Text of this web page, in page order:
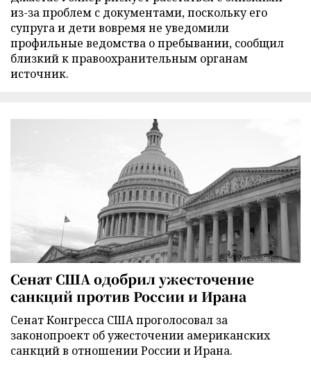
из-за проблем с документами, поскольку его
супруга и дети вовремя не уведомили
профильные ведомства о пребывании, сообщил
близкий к правоохранительным органам
источник.
Сенат США одобрил ужесточение
санкций против России и Ирана
Сенат Конгресса США проголосовал за
законопроект об ужесточении американских
санкций в отношении России и Ирана.